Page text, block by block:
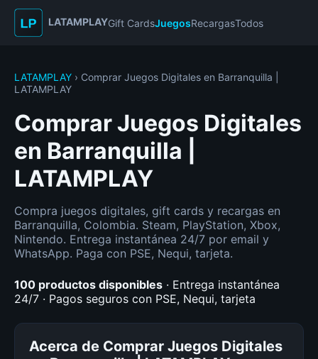
LATAMPLAYGift CardsJuegosRecargasTodos
LATAMPLAY › Comprar Juegos Digitales en Barranquilla |
LATAMPLAY
Comprar Juegos Digitales
en Barranquilla |
LATAMPLAY
Compra juegos digitales, gift cards y recargas en
Barranquilla, Colombia. Steam, PlayStation, Xbox,
Nintendo. Entrega instantánea 24/7 por email y
WhatsApp. Paga con PSE, Nequi, tarjeta.
100 productos disponibles · Entrega instantánea
24/7 · Pagos seguros con PSE, Nequi, tarjeta
Acerca de Comprar Juegos Digitales